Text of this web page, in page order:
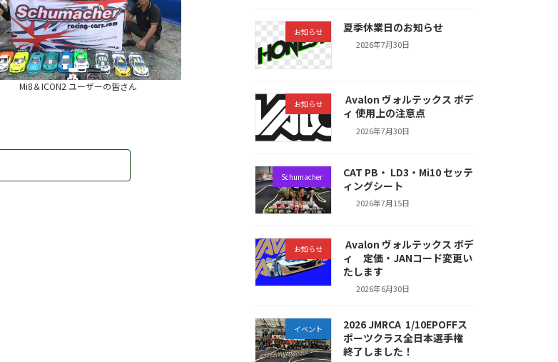
Mi8＆ICON2 ユーザーの皆さん
お知らせ 夏季休業日のお知らせ
2026年7月30日
お知らせ
Avalon ヴォルテックス ボデ
ィ 使用上の注意点
2026年7月30日
Schumacher
CAT PB・ LD3・Mi10 セッテ
ィングシート
2026年7月15日
お知らせ
Avalon ヴォルテックス ボデ
ィ 定価・JANコード変更い
たします
2026年6月30日
イベント
2026 JMRCA 1/10EPOFFス
ポーツクラス全日本選手権
終了しました！